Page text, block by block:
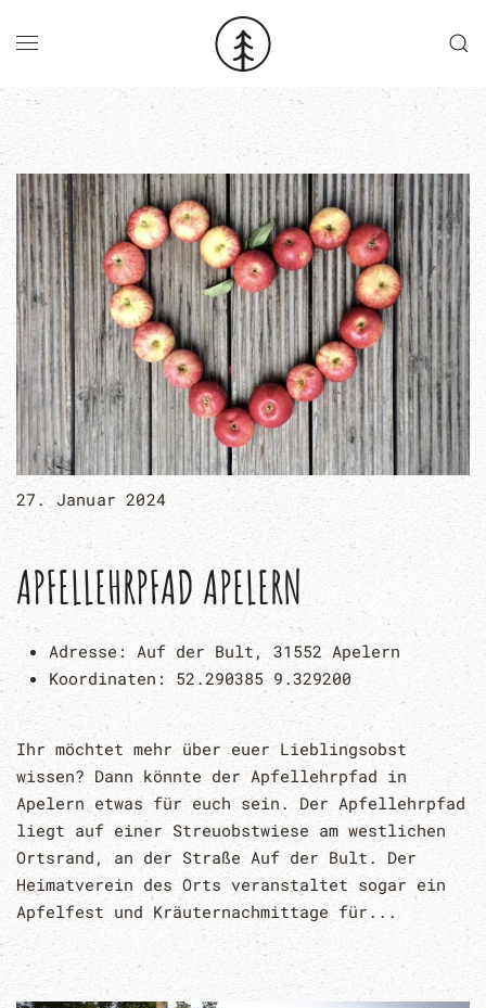
Skip to main content
27. Januar 2024
APFELLEHRPFAD APELERN
Adresse: Auf der Bult, 31552 Apelern
Koordinaten:52.290385 9.329200
Ihr möchtet mehr über euer Lieblingsobst
wissen? Dann könnte der Apfellehrpfad in
Apelern etwas für euch sein. Der Apfellehrpfad
liegt auf einer Streuobstwiese am westlichen
Ortsrand, an der Straße Auf der Bult. Der
Heimatverein des Orts veranstaltet sogar ein
Apfelfest und Kräuternachmittage für...